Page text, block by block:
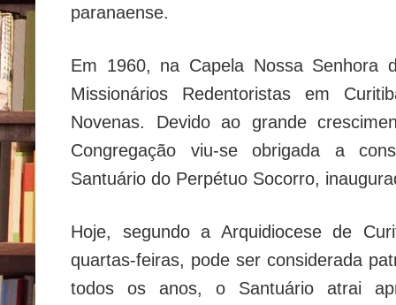
paranaense.
Em 1960, na Capela Nossa Senhora
Missionários Redentoristas em
Novenas. Devido ao grande
Congregação viu-se obrigada a
Santuário do Perpétuo Socorro,
Hoje, segundo a Arquidiocese de
quartas-feiras, pode ser considerada
todos os anos, o Santuário atrai